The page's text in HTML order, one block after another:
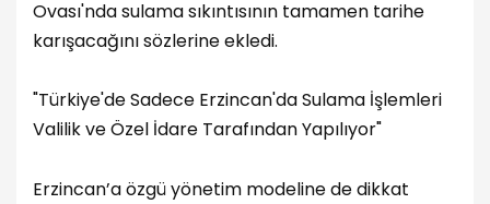
Ovası'nda sulama sıkıntısının tamamen tarihe
karışacağını sözlerine ekledi.
"Türkiye'de Sadece Erzincan'da Sulama İşlemleri
Valilik ve Özel İdare Tarafından Yapılıyor"
Erzincan’a özgü yönetim modeline de dikkat